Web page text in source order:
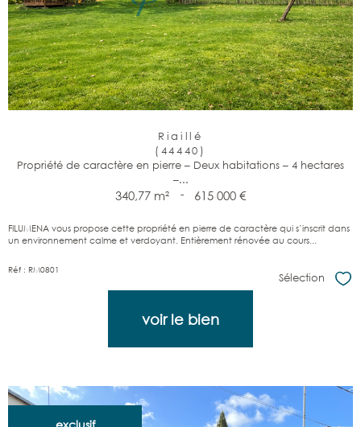
Riaillé
(44440)
Propriété de caractère en pierre – Deux habitations – 4 hectares
–...
340,77 m² - 615 000 €
FILUMENA vous propose cette propriété en pierre de caractère qui s’inscrit dans
un environnement calme et verdoyant. Entièrement rénovée au cours...
Réf : RM0801
Sélection
voir le bien
exclusif